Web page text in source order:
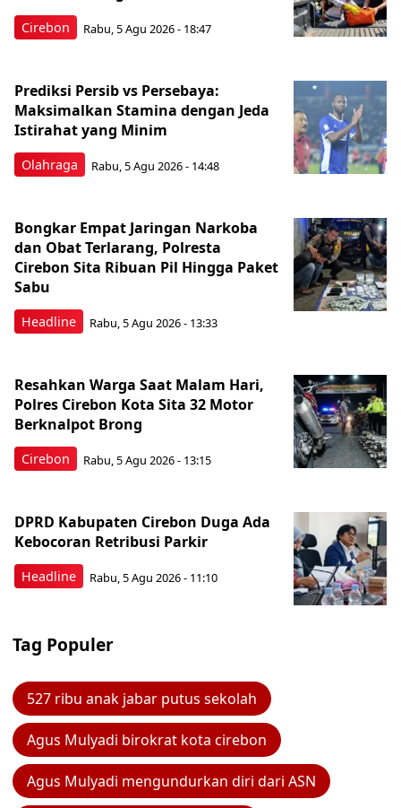
Cirebon Rabu, 5 Agu 2026 - 18:47
Olahraga
Prediksi Persib vs Persebaya:
Maksimalkan Stamina dengan Jeda
Istirahat yang Minim
Rabu, 5 Agu 2026 - 14:48
Headline
Bongkar Empat Jaringan Narkoba
dan Obat Terlarang, Polresta
Cirebon Sita Ribuan Pil Hingga Paket
Sabu
Rabu, 5 Agu 2026 - 13:33
Cirebon
Resahkan Warga Saat Malam Hari,
Polres Cirebon Kota Sita 32 Motor
Berknalpot Brong
Rabu, 5 Agu 2026 - 13:15
Headline
DPRD Kabupaten Cirebon Duga Ada
Kebocoran Retribusi Parkir
Rabu, 5 Agu 2026 - 11:10
Tag Populer
527 ribu anak jabar putus sekolah
Agus Mulyadi birokrat kota cirebon
Agus Mulyadi mengundurkan diri dari ASN